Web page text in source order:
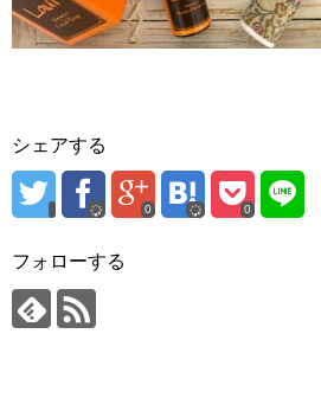
シェアする
0 0
フォローする